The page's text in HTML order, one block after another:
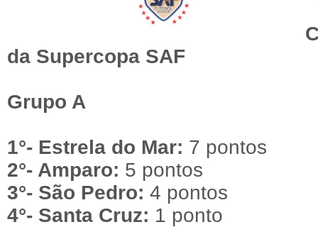
da Supercopa SAF
Grupo A
1°- Estrela do Mar: 7 pontos
2°- Amparo: 5 pontos
3°- São Pedro: 4 pontos
4°- Santa Cruz: 1 ponto